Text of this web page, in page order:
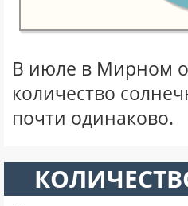
В июле в Мирном
количество
почти одинаково.